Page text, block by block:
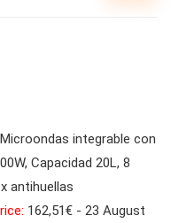
integrable con
Capacidad 20L, 8
antihuellas
162,51€ - 23 August